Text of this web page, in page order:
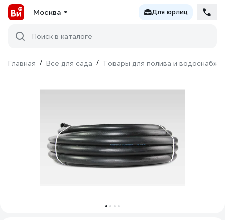
Москва Для юрлиц
Поиск в каталоге
Главная / Всё для сада / Товары для полива и